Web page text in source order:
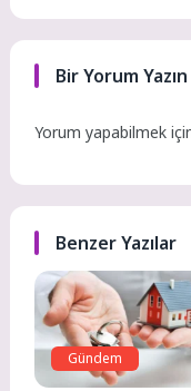
Bir Yorum Yazın
Yorum yapabilmek
Benzer Yazılar
Gündem